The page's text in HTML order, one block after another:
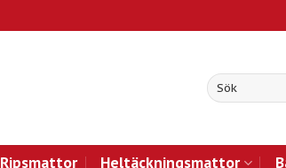
Ripsmattor Heltäckningsmattor